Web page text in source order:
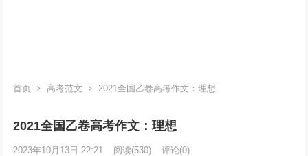
首页 高考范文 2021全国乙卷高考作文：理想
2021全国乙卷高考作文：理想
2023年10月13日 22:21 阅读(530) 评论(0)